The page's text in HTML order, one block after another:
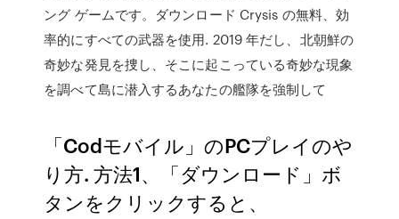
ング ゲームです。ダウンロード Crysis の無料、効
率的にすべての武器を使用. 2019 年だし、北朝鮮の
奇妙な発見を捜し、そこに起こっている奇妙な現象
を調べて島に潜入するあなたの艦隊を強制して
「Codモバイル」のPCプレイのや
り方. 方法1、「ダウンロード」ボ
タンをクリックすると、